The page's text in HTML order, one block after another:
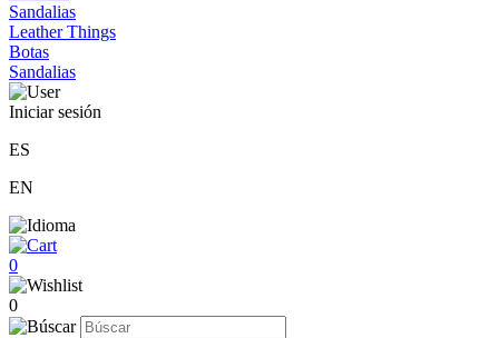
Sandalias
Leather Things
Botas
Sandalias
Iniciar sesión
ES
EN
0
0